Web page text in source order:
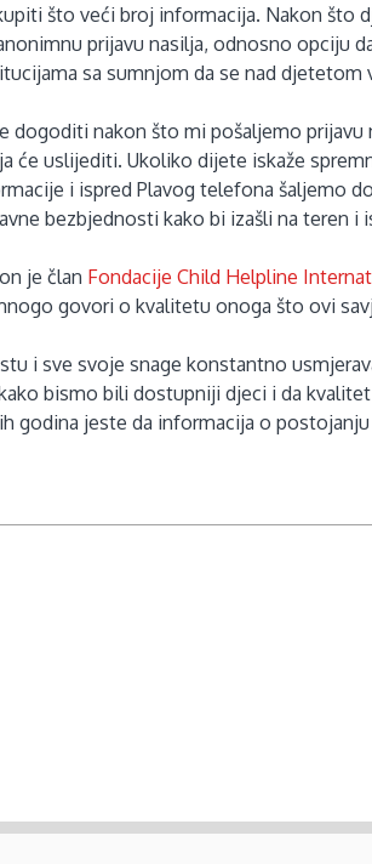
što veći broj informacija. Nakon što
prijavu nasilja, odnosno opciju
sa sumnjom da se nad djetetom
dogoditi nakon što mi pošaljemo prijavu
će uslijediti. Ukoliko dijete iskaže
i ispred Plavog telefona šaljemo
bezbjednosti kako bi izašli na teren i
je član Fondacije Child Helpline
govori o kvalitetu onoga što ovi
i sve svoje snage konstantno
bismo bili dostupniji djeci i da
godina jeste da informacija o